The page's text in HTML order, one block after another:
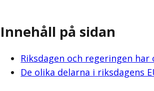
Innehåll på sidan
Riksdagen och regeringen
De olika delarna i riksdagens